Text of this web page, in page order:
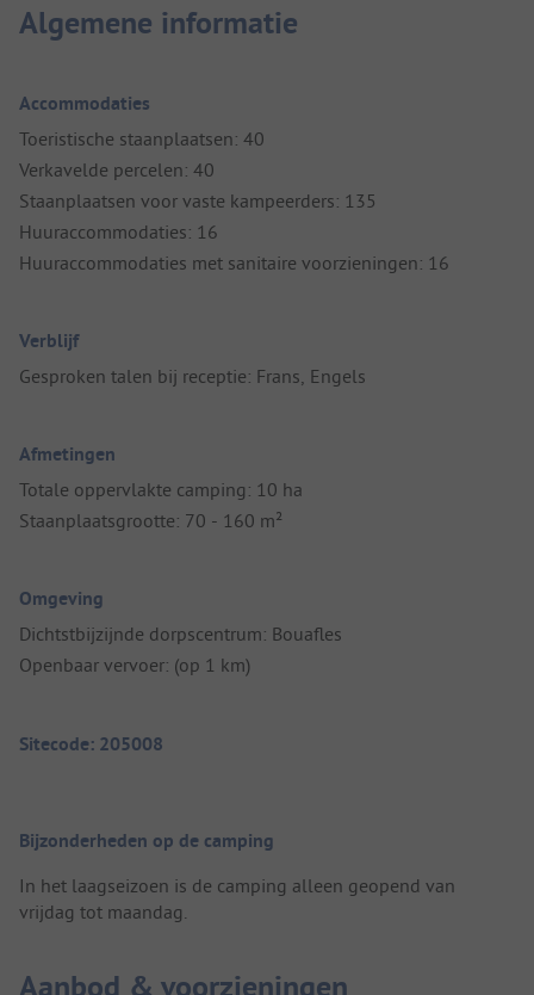
Algemene informatie
Accommodaties
Toeristische staanplaatsen: 40
Verkavelde percelen: 40
Staanplaatsen voor vaste kampeerders: 135
Huuraccommodaties: 16
Huuraccommodaties met sanitaire voorzieningen: 16
Verblijf
Gesproken talen bij receptie: Frans, Engels
Afmetingen
Totale oppervlakte camping: 10 ha
Staanplaatsgrootte: 70 - 160 m²
Omgeving
Dichtstbijzijnde dorpscentrum: Bouafles
Openbaar vervoer: (op 1 km)
Sitecode: 205008
Bijzonderheden op de camping
In het laagseizoen is de camping alleen geopend van
vrijdag tot maandag.